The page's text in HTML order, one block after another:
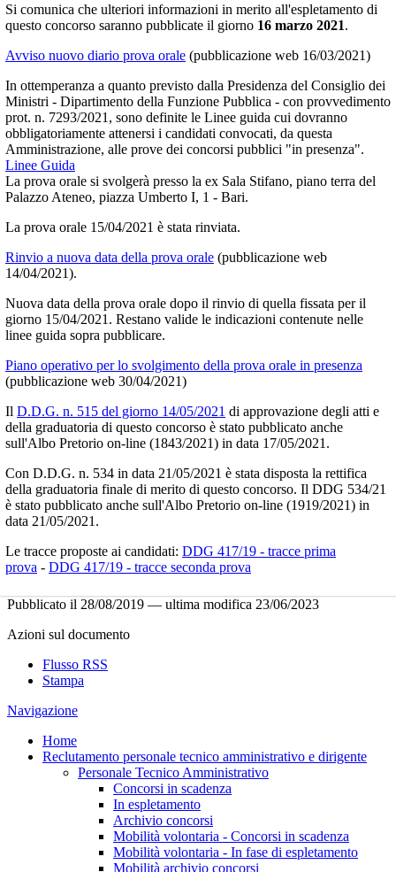
Si comunica che ulteriori informazioni in merito all'espletamento di
questo concorso saranno pubblicate il giorno 16 marzo 2021.
Avviso nuovo diario prova orale (pubblicazione web 16/03/2021)
In ottemperanza a quanto previsto dalla Presidenza del Consiglio dei
Ministri - Dipartimento della Funzione Pubblica - con provvedimento
prot. n. 7293/2021, sono definite le Linee guida cui dovranno
obbligatoriamente attenersi i candidati convocati, da questa
Amministrazione, alle prove dei concorsi pubblici "in presenza".
Linee Guida
La prova orale si svolgerà presso la ex Sala Stifano, piano terra del
Palazzo Ateneo, piazza Umberto I, 1 - Bari.
La prova orale 15/04/2021 è stata rinviata.
Rinvio a nuova data della prova orale (pubblicazione web
14/04/2021).
Nuova data della prova orale dopo il rinvio di quella fissata per il
giorno 15/04/2021. Restano valide le indicazioni contenute nelle
linee guida sopra pubblicare.
Piano operativo per lo svolgimento della prova orale in presenza
(pubblicazione web 30/04/2021)
Il D.D.G. n. 515 del giorno 14/05/2021 di approvazione degli atti e
della graduatoria di questo concorso è stato pubblicato anche
sull'Albo Pretorio on-line (1843/2021) in data 17/05/2021.
Con D.D.G. n. 534 in data 21/05/2021 è stata disposta la rettifica
della graduatoria finale di merito di questo concorso. Il DDG 534/21
è stato pubblicato anche sull'Albo Pretorio on-line (1919/2021) in
data 21/05/2021.
Le tracce proposte ai candidati: DDG 417/19 - tracce prima
prova - DDG 417/19 - tracce seconda prova
Pubblicato il 28/08/2019 — ultima modifica 23/06/2023
Azioni sul documento
Flusso RSS
Stampa
Navigazione
Home
Reclutamento personale tecnico amministrativo e dirigente
Personale Tecnico Amministrativo
Concorsi in scadenza
In espletamento
Archivio concorsi
Mobilità volontaria - Concorsi in scadenza
Mobilità volontaria - In fase di espletamento
Mobilità archivio concorsi